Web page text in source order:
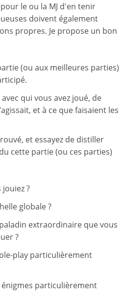
le ou la MJ d'en tenir
doivent également
propres. Je propose un bon
(ou aux meilleures parties)
qui vous avez joué, de
et à ce que faisaient les
et essayez de distiller
cette partie (ou ces parties)
jouiez ?
globale ?
extraordinaire que vous
?
play particulièrement
énigmes particulièrement